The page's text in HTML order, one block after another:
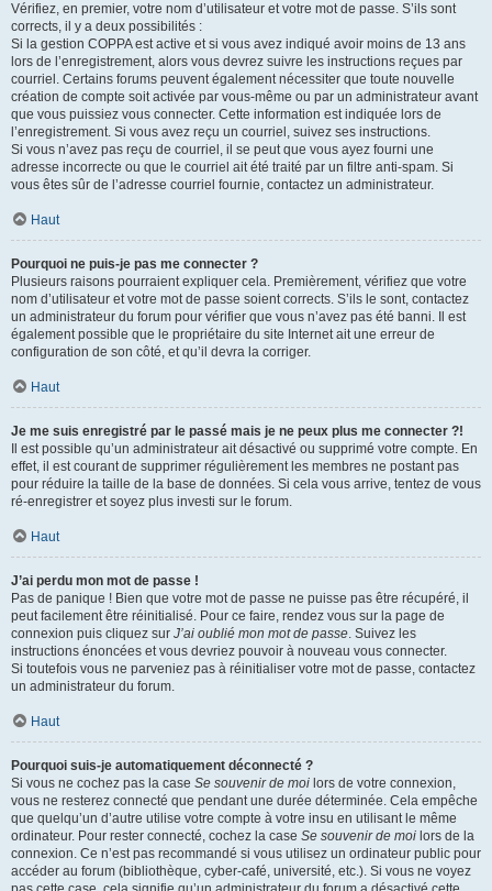
Vérifiez, en premier, votre nom d’utilisateur et votre mot de passe. S’ils sont
corrects, il y a deux possibilités :
Si la gestion COPPA est active et si vous avez indiqué avoir moins de 13 ans
lors de l’enregistrement, alors vous devrez suivre les instructions reçues par
courriel. Certains forums peuvent également nécessiter que toute nouvelle
création de compte soit activée par vous-même ou par un administrateur avant
que vous puissiez vous connecter. Cette information est indiquée lors de
l’enregistrement. Si vous avez reçu un courriel, suivez ses instructions.
Si vous n’avez pas reçu de courriel, il se peut que vous ayez fourni une
adresse incorrecte ou que le courriel ait été traité par un filtre anti-spam. Si
vous êtes sûr de l’adresse courriel fournie, contactez un administrateur.
Haut
Pourquoi ne puis-je pas me connecter ?
Plusieurs raisons pourraient expliquer cela. Premièrement, vérifiez que votre
nom d’utilisateur et votre mot de passe soient corrects. S’ils le sont, contactez
un administrateur du forum pour vérifier que vous n’avez pas été banni. Il est
également possible que le propriétaire du site Internet ait une erreur de
configuration de son côté, et qu’il devra la corriger.
Haut
Je me suis enregistré par le passé mais je ne peux plus me connecter ?!
Il est possible qu’un administrateur ait désactivé ou supprimé votre compte. En
effet, il est courant de supprimer régulièrement les membres ne postant pas
pour réduire la taille de la base de données. Si cela vous arrive, tentez de vous
ré-enregistrer et soyez plus investi sur le forum.
Haut
J’ai perdu mon mot de passe !
Pas de panique ! Bien que votre mot de passe ne puisse pas être récupéré, il
peut facilement être réinitialisé. Pour ce faire, rendez vous sur la page de
connexion puis cliquez sur J’ai oublié mon mot de passe. Suivez les
instructions énoncées et vous devriez pouvoir à nouveau vous connecter.
Si toutefois vous ne parveniez pas à réinitialiser votre mot de passe, contactez
un administrateur du forum.
Haut
Pourquoi suis-je automatiquement déconnecté ?
Si vous ne cochez pas la case Se souvenir de moi lors de votre connexion,
vous ne resterez connecté que pendant une durée déterminée. Cela empêche
que quelqu’un d’autre utilise votre compte à votre insu en utilisant le même
ordinateur. Pour rester connecté, cochez la case Se souvenir de moi lors de la
connexion. Ce n’est pas recommandé si vous utilisez un ordinateur public pour
accéder au forum (bibliothèque, cyber-café, université, etc.). Si vous ne voyez